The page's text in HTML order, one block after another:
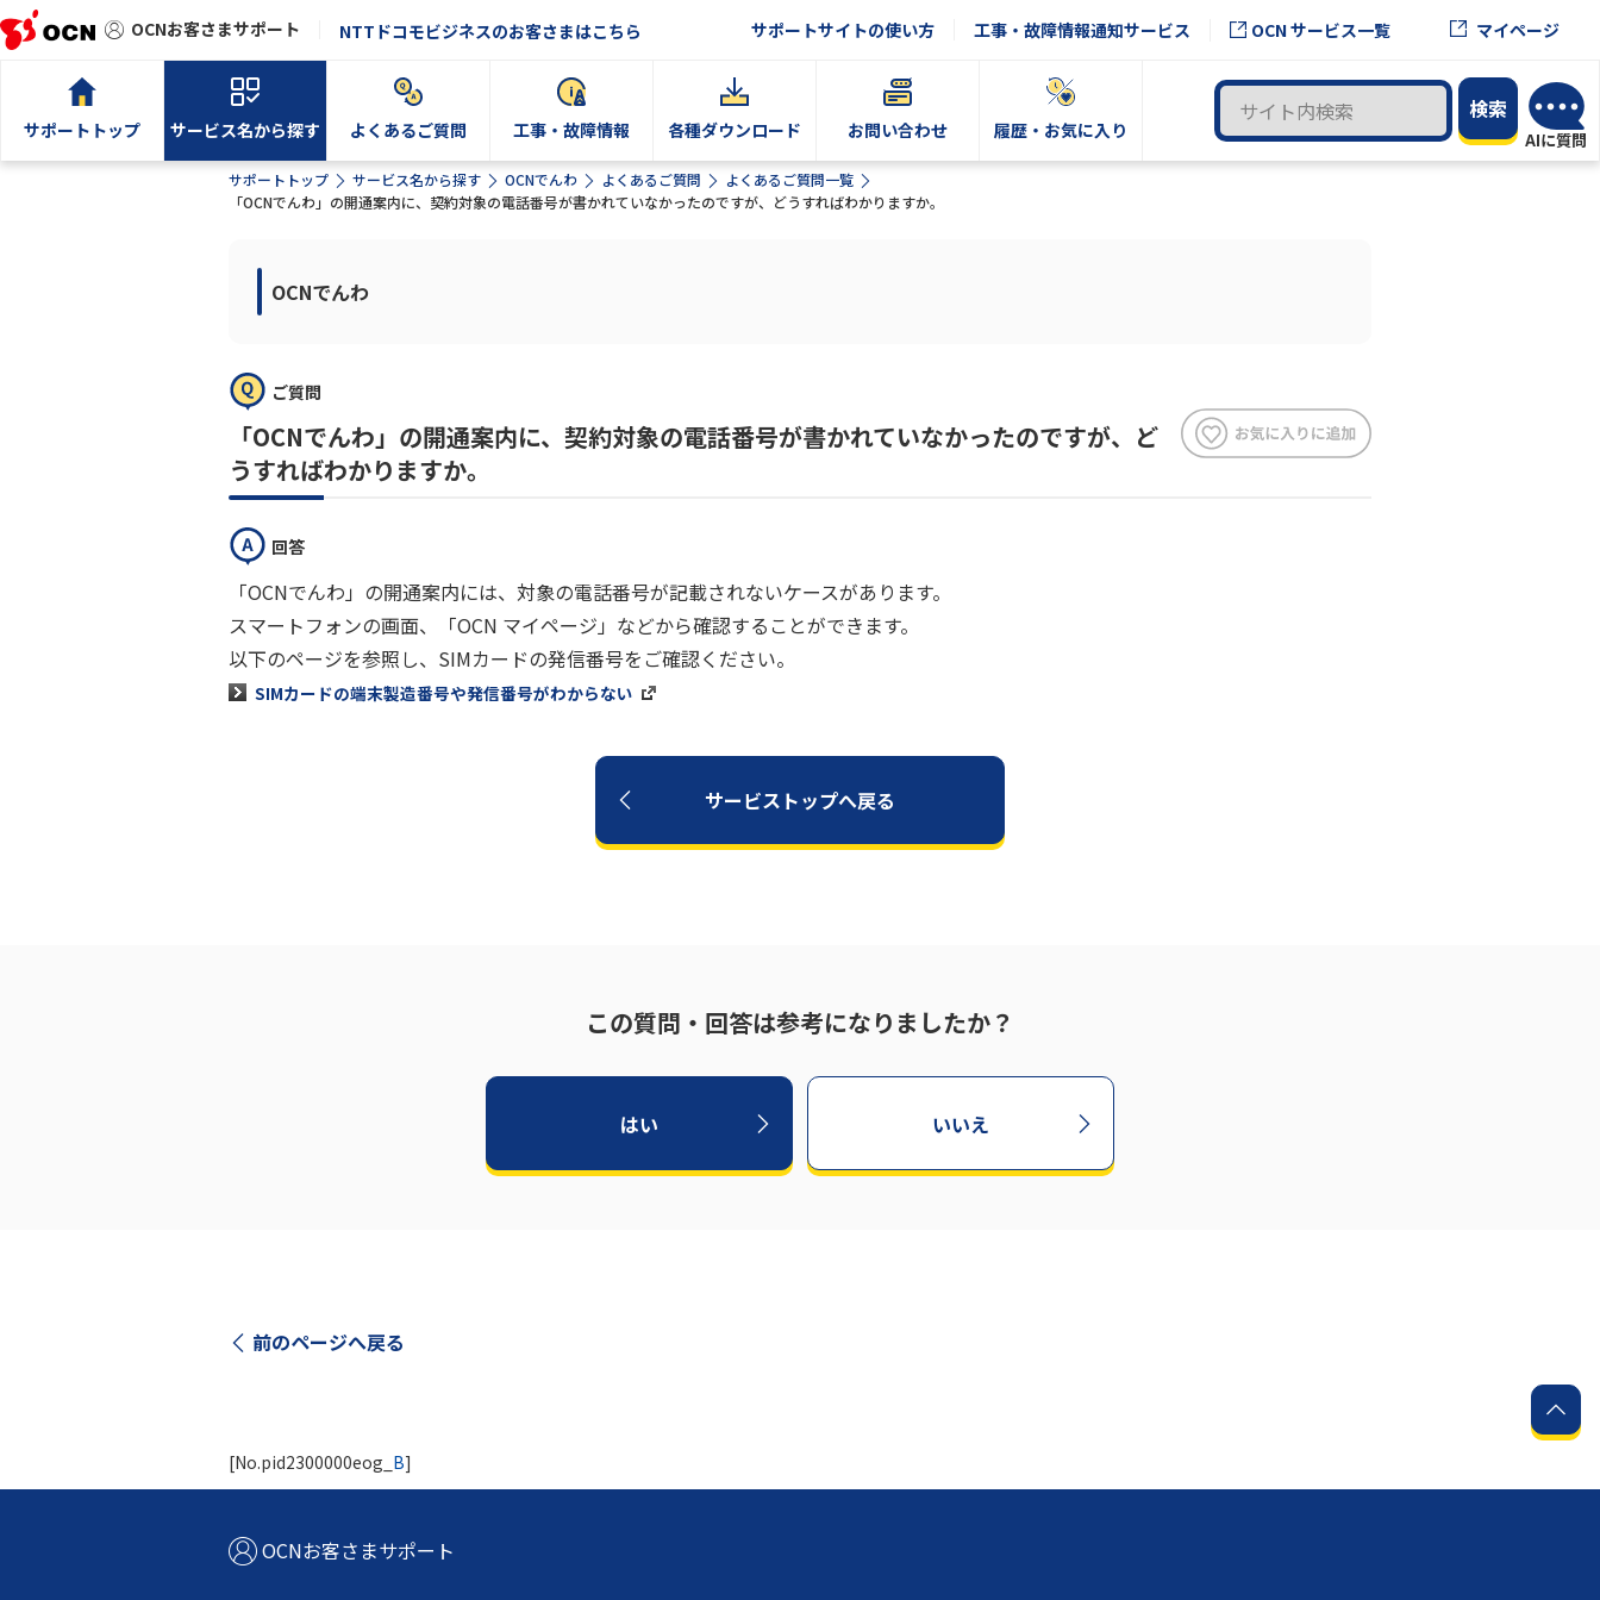
OCNお客さまサポート NTTドコモビジネスのお客さまはこちら サポートサイトの使い方 工事・故障情報通知サービス OCN サービス一覧 マイページ
サポートトップ サービス名から探す よくあるご質問 工事・故障情報 各種ダウンロード お問い合わせ 履歴・お気に入り
サポートトップ サービス名から探す OCNでんわ よくあるご質問
よくあるご質問一覧
「OCNでんわ」の開通案内に、契約対象の電話番号が書かれていなかったのですが、どうすればわかりますか。
OCNでんわ
ご質問
「OCNでんわ」の開通案内に、契約対象の電話番号が書かれていなかったのですが、ど
うすればわかりますか。
回答
「OCNでんわ」の開通案内には、対象の電話番号が記載されないケースがあります。
スマートフォンの画面、「OCN マイページ」などから確認することができます。
以下のページを参照し、SIMカードの発信番号をご確認ください。
SIMカードの端末製造番号や発信番号がわからない
サービストップへ戻る
この質問・回答は参考になりましたか？
はい いいえ
前のページへ戻る
[No.pid2300000eog_ B]
OCNお客さまサポート